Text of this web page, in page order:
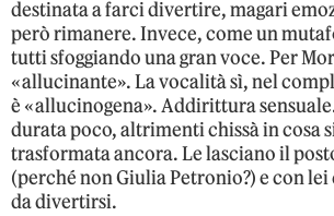
destinata a farci divertire, magari
però rimanere. Invece, come un
tutti sfoggiando una gran voce. Per
«allucinante». La vocalità sì, nel
è «allucinogena». Addirittura
durata poco, altrimenti chissà in cosa
trasformata ancora. Le lasciano il
(perché non Giulia Petronio?) e con lei
da divertirsi.